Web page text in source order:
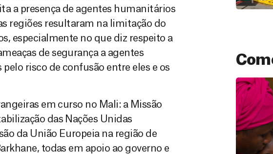
a presença de agentes humanitários
regiões resultaram na limitação do
especialmente no que diz respeito a
de segurança a agentes
risco de confusão entre eles e os
em curso no Mali: a Missão
das Nações Unidas
da União Europeia na região de
todas em apoio ao governo e